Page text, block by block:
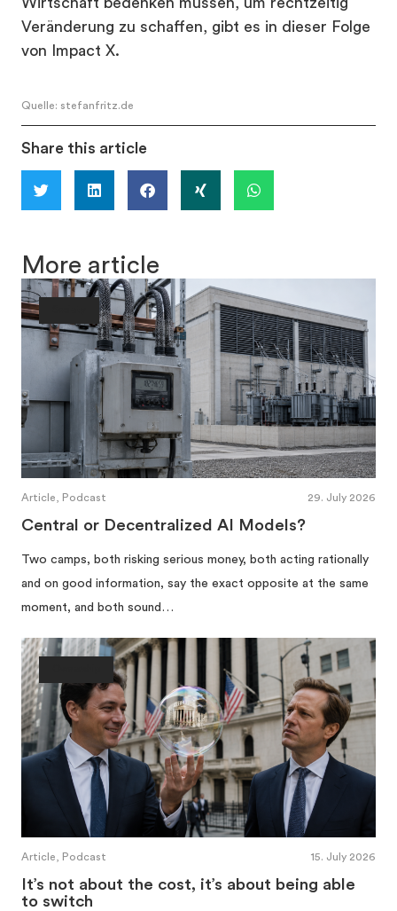
Veränderung zu schaffen, gibt es in dieser Folge
von Impact X.
Quelle: stefanfritz.de
Share this article
More article
Article, Podcast 29. July 2026
Central or Decentralized AI Models?
Two camps, both risking serious money, both acting rationally
and on good information, say the exact opposite at the same
moment, and both sound…
Article, Podcast 15. July 2026
It’s not about the cost, it’s about being able
to switch